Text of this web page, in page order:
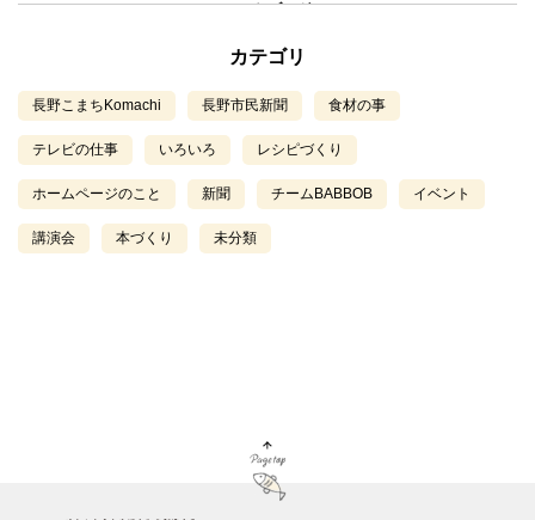
ャレなブログ
カテゴリ
長野こまちKomachi 長野市民新聞 食材の事
テレビの仕事 いろいろ レシピづくり
ホームページのこと 新聞 チームBABBOB イベント
講演会 本づくり 未分類